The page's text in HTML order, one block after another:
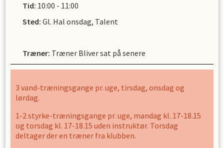
Tid: 10:00 - 11:00
Sted: Gl. Hal onsdag, Talent
Træner: Træner Bliver sat på senere
3 vand-træningsgange pr. uge, tirsdag, onsdag og
lørdag.
1-2 styrke-træningsgange pr. uge, mandag kl. 17-18.15
og torsdag kl. 17-18.15 uden instruktør. Torsdag
deltager der en træner fra klubben.